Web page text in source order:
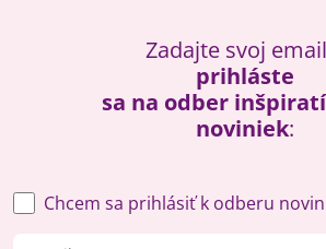
Zadajte svoj
prihláste
sa na odber
noviniek:
Chcem sa prihlásiť k odberu